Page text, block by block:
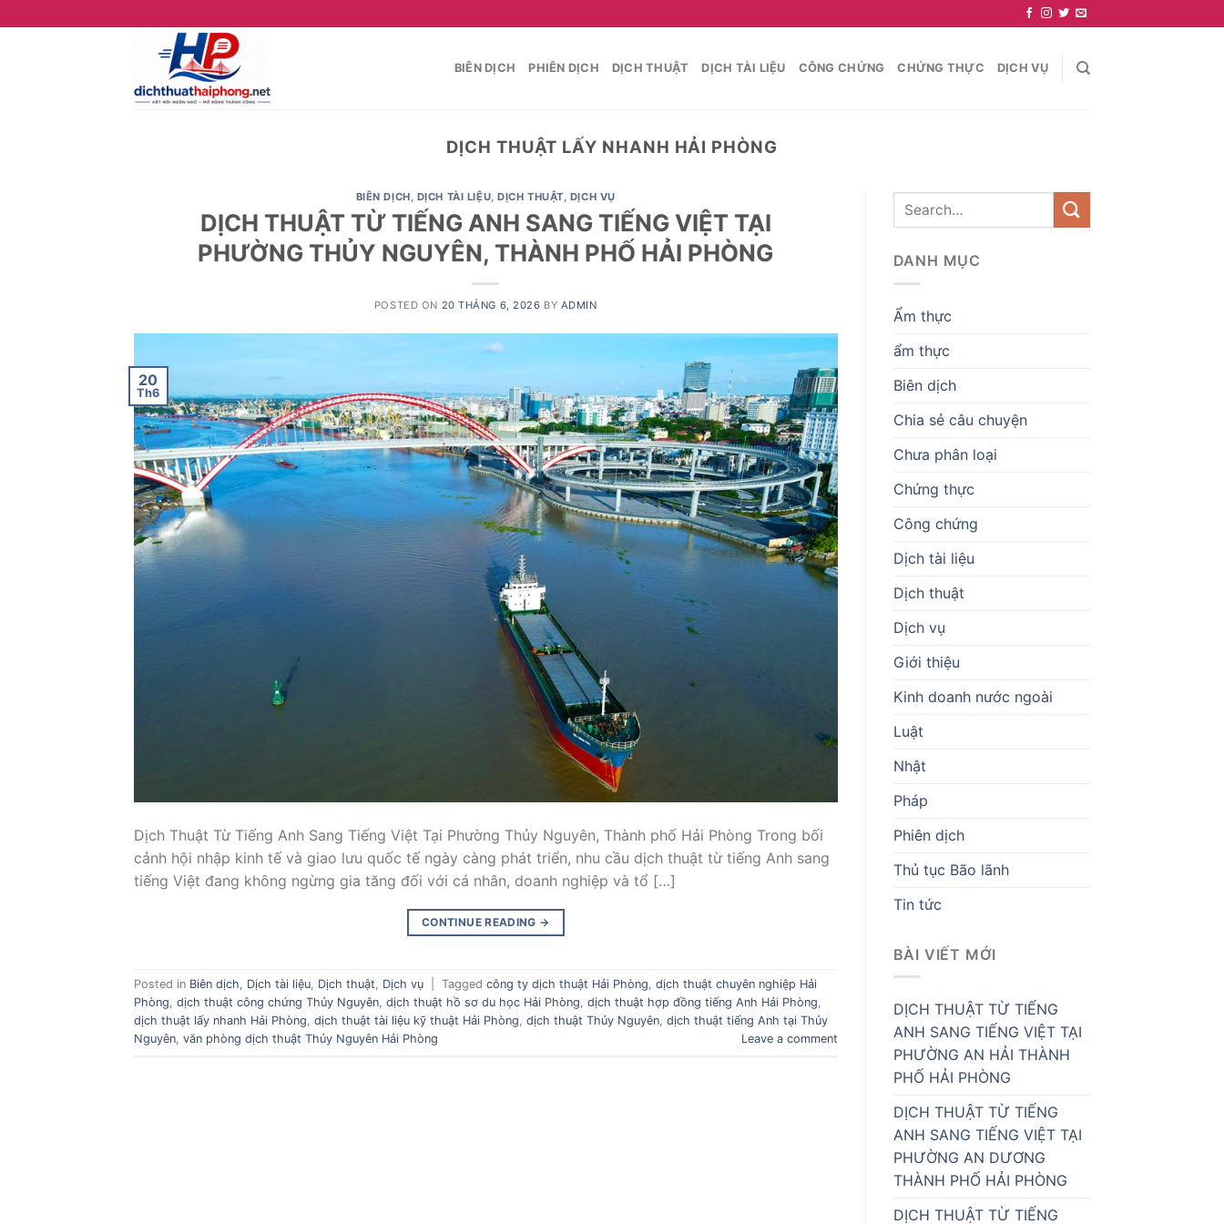
to
BIÊN DỊCH PHIÊN DỊCH DỊCH THUẬT DỊCH TÀI LIỆU CÔNG CHỨNG CHỨNG THỰC DỊCH VỤ
DỊCH THUẬT LẤY NHANH HẢI PHÒNG
BIÊN DỊCH, DỊCH TÀI LIỆU,DỊCH THUẬT, DỊCH VỤ
DỊCH THUẬT TỪ TIẾNG ANH SANG TIẾNG VIỆT TẠI
PHƯỜNG THỦY NGUYÊN, THÀNH PHỐ HẢI PHÒNG
POSTED ON 20 THÁNG 6, 2026 BY ADMIN
20
Th6
Dịch Thuật Từ Tiếng Anh Sang Tiếng Việt Tại Phường Thủy Nguyên, Thành phố Hải Phòng Trong bối
cảnh hội nhập kinh tế và giao lưu quốc tế ngày càng phát triển, nhu cầu dịch thuật từ tiếng Anh sang
tiếng Việt đang không ngừng gia tăng đối với cá nhân, doanh nghiệp và tổ […]
CONTINUE READING →
Posted in Biên dịch, Dịch tài liệu, Dịch thuật, Dịch vụ Tagged công ty dịch thuật Hải Phòng, dịch thuật chuyên nghiệp Hải
Phòng, dịch thuật công chứng Thủy Nguyên, dịch thuật hồ sơ du học Hải Phòng, dịch thuật hợp đồng tiếng Anh Hải Phòng,
dịch thuật lấy nhanh Hải Phòng, dịch thuật tài liệu kỹ thuật Hải Phòng, dịch thuật Thủy Nguyên, dịch thuật tiếng Anh tại Thủy
Nguyên, văn phòng dịch thuật Thủy Nguyên Hải Phòng Leave a comment
DANH MỤC
Ẩm thực
ẩm thực
Biên dịch
Chia sẻ câu chuyện
Chưa phân loại
Chứng thực
Công chứng
Dịch tài liệu
Dịch thuật
Dịch vụ
Giới thiệu
Kinh doanh nước ngoài
Luật
Nhật
Pháp
Phiên dịch
Thủ tục Bão lãnh
Tin tức
BÀI VIẾT MỚI
DỊCH THUẬT TỪ TIẾNG
ANH SANG TIẾNG VIỆT TẠI
PHƯỜNG AN HẢI THÀNH
PHỐ HẢI PHÒNG
DỊCH THUẬT TỪ TIẾNG
ANH SANG TIẾNG VIỆT TẠI
PHƯỜNG AN DƯƠNG
THÀNH PHỐ HẢI PHÒNG
DỊCH THUẬT TỪ TIẾNG